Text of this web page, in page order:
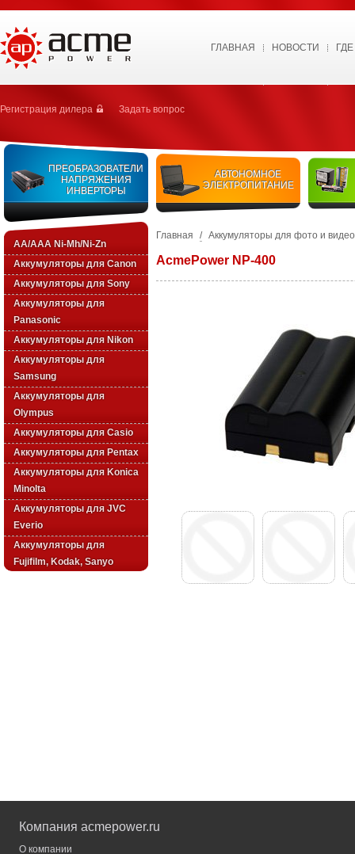
ГЛАВНАЯ НОВОСТИ
Регистрация дилера Задать вопрос
ПРЕОБРАЗОВАТЕЛИ
НАПРЯЖЕНИЯ
ИНВЕРТОРЫ
АВТОНОМНОЕ
ЭЛЕКТРОПИТАНИЕ
AA/AAA Ni-Mh/Ni-Zn
Аккумуляторы для Canon
Аккумуляторы для Sony
Аккумуляторы для
Panasonic
Аккумуляторы для Nikon
Аккумуляторы для
Samsung
Аккумуляторы для
Olympus
Аккумуляторы для Casio
Аккумуляторы для Pentax
Аккумуляторы для Konica
Minolta
Аккумуляторы для JVC
Everio
Аккумуляторы для
Fujifilm, Kodak, Sanyo
Главная / Аккумуляторы для фото и
AcmePower NP-400
Компания acmepower.ru
О компании